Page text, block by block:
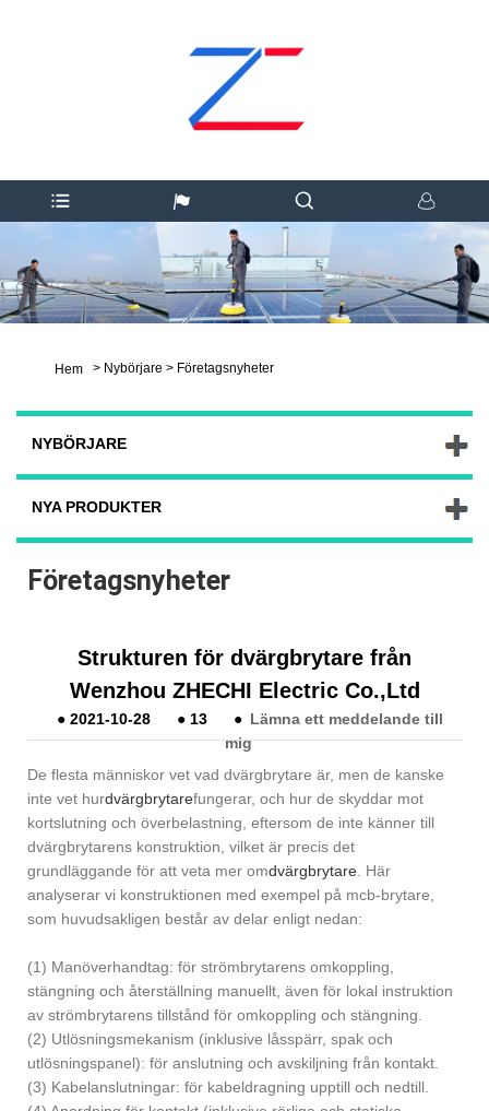
Hem > Nybörjare > Företagsnyheter
NYBÖRJARE
NYA PRODUKTER
Företagsnyheter
Strukturen för dvärgbrytare från
Wenzhou ZHECHI Electric Co.,Ltd
● 2021-10-28 ● 13 ● Lämna ett meddelande till
mig
De flesta människor vet vad dvärgbrytare är, men de kanske
inte vet hurdvärgbrytarefungerar, och hur de skyddar mot
kortslutning och överbelastning, eftersom de inte känner till
dvärgbrytarens konstruktion, vilket är precis det
grundläggande för att veta mer omdvärgbrytare. Här
analyserar vi konstruktionen med exempel på mcb-brytare,
som huvudsakligen består av delar enligt nedan:
(1) Manöverhandtag: för strömbrytarens omkoppling,
stängning och återställning manuellt, även för lokal instruktion
av strömbrytarens tillstånd för omkoppling och stängning.
(2) Utlösningsmekanism (inklusive låsspärr, spak och
utlösningspanel): för anslutning och avskiljning från kontakt.
(3) Kabelanslutningar: för kabeldragning upptill och nedtill.